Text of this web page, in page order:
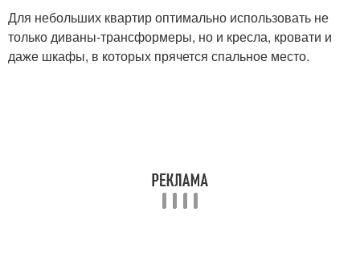
Для небольших квартир оптимально использовать не
только диваны-трансформеры, но и кресла, кровати и
даже шкафы, в которых прячется спальное место.